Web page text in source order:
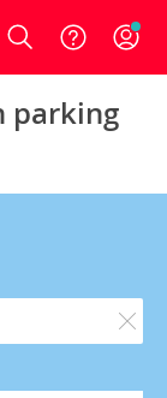
Login
parking